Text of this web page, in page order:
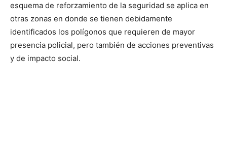
esquema de reforzamiento de la seguridad se aplica en
otras zonas en donde se tienen debidamente
identificados los polígonos que requieren de mayor
presencia policial, pero también de acciones preventivas
y de impacto social.